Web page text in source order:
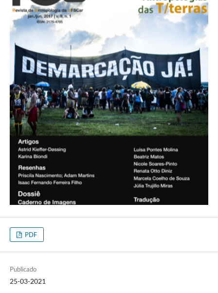
PDF
Publicado
25-03-2021